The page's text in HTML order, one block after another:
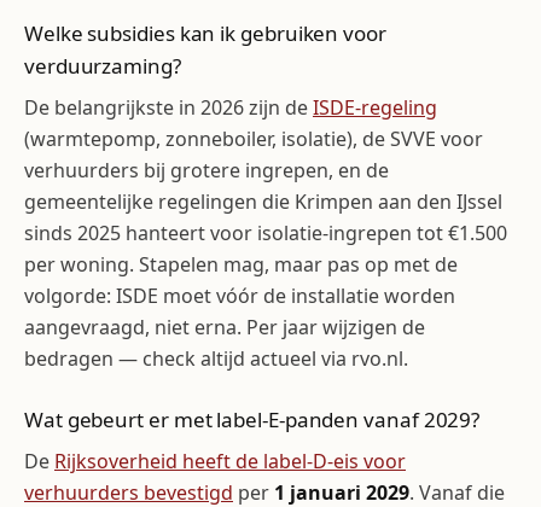
Welke subsidies kan ik gebruiken voor
verduurzaming?
De belangrijkste in 2026 zijn deISDE-regeling
(warmtepomp, zonneboiler, isolatie), de SVVE voor
verhuurders bij grotere ingrepen, en de
gemeentelijke regelingen die Krimpen aan den IJssel
sinds 2025 hanteert voor isolatie-ingrepen tot €1.500
per woning. Stapelen mag, maar pas op met de
volgorde: ISDE moet vóór de installatie worden
aangevraagd, niet erna. Per jaar wijzigen de
bedragen — check altijd actueel via rvo.nl.
Wat gebeurt er met label-E-panden vanaf 2029?
De Rijksoverheid heeft de label-D-eis voor
verhuurders bevestigd per 1 januari 2029. Vanaf die